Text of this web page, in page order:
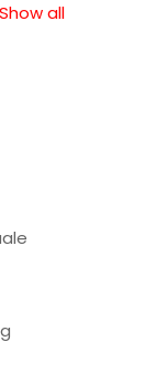
Show all